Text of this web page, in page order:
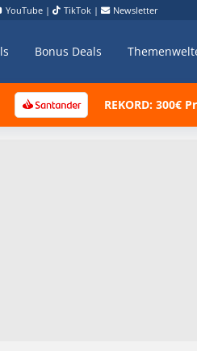
YouTube | TikTok | Newsletter
Bonus Deals
REKORD: 300€